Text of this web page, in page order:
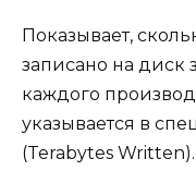
Показывает,
записано на диск
каждого
указывается в
(Terabytes